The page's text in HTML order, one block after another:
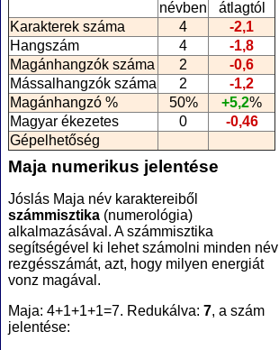
névben
átlagtól
Karakterek száma
4
-2,1
Hangszám
4
-1,8
Magánhangzók száma
2
-0,6
Mássalhangzók száma
2
-1,2
Magánhangzó %
50% +5,2%
Magyar ékezetes
0
-0,46
Gépelhetőség
Maja numerikus jelentése
Jóslás Maja név karaktereiből
számmisztika (numerológia)
alkalmazásával. A számmisztika
segítségével ki lehet számolni minden név
rezgésszámát, azt, hogy milyen energiát
vonz magával.
Maja: 4+1+1+1=7. Redukálva: 7, a szám
jelentése: